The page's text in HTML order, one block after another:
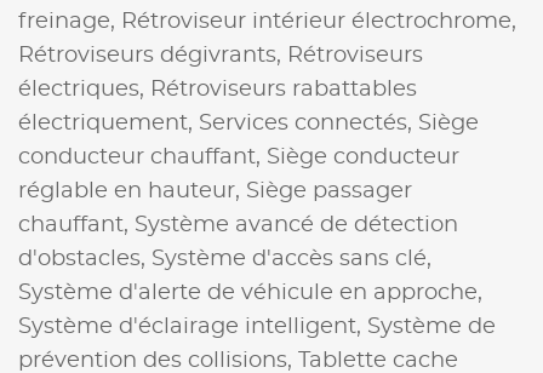
freinage, Rétroviseur intérieur électrochrome,
Rétroviseurs dégivrants, Rétroviseurs
électriques, Rétroviseurs rabattables
électriquement, Services connectés, Siège
conducteur chauffant, Siège conducteur
réglable en hauteur, Siège passager
chauffant, Système avancé de détection
d'obstacles, Système d'accès sans clé,
Système d'alerte de véhicule en approche,
Système d'éclairage intelligent, Système de
prévention des collisions,
Tablette cache